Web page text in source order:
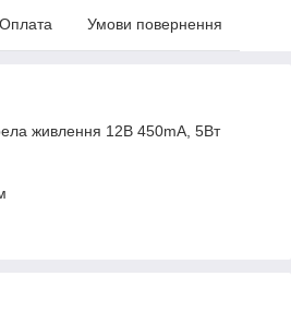
Оплата Умови повернення
живлення 12В 450mA, 5Вт